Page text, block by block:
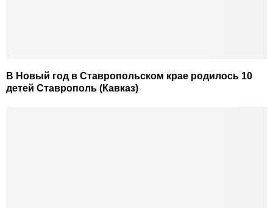
В Новый год в Ставропольском крае родилось 10
детей Ставрополь (Кавказ)